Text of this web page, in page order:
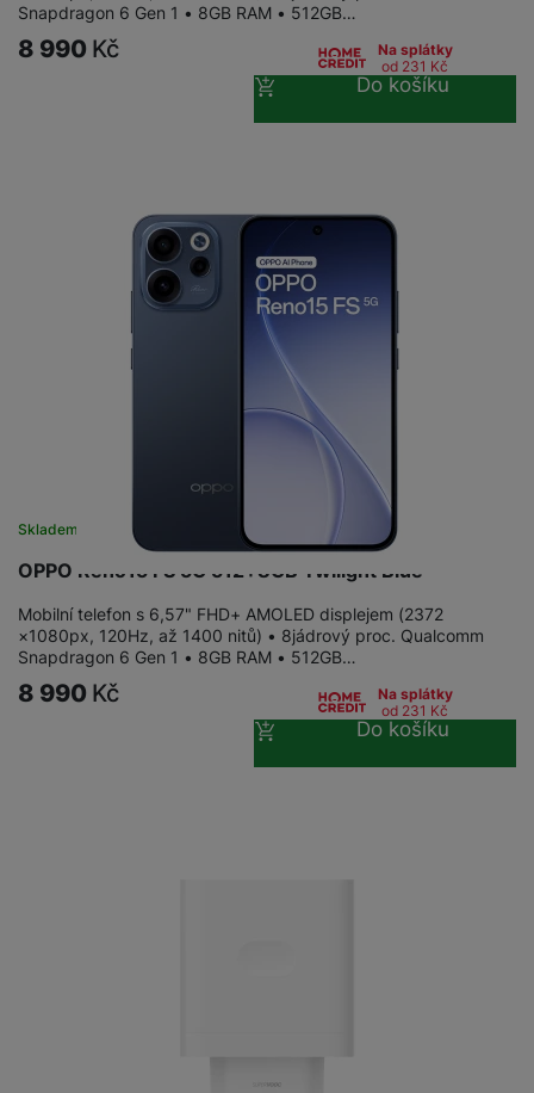
Snapdragon 6 Gen 1 • 8GB RAM • 512GB…
8 990 Kč
Na splátky
od 231 Kč
Do košíku
OPPO Reno15 FS 5G 512+8GB Twilight Blue
Skladem na prodejně na 13 prodejnách
Mobilní telefon s 6,57" FHD+ AMOLED displejem (2372
×1080px, 120Hz, až 1400 nitů) • 8jádrový proc. Qualcomm
Snapdragon 6 Gen 1 • 8GB RAM • 512GB…
8 990 Kč
Na splátky
od 231 Kč
Do košíku